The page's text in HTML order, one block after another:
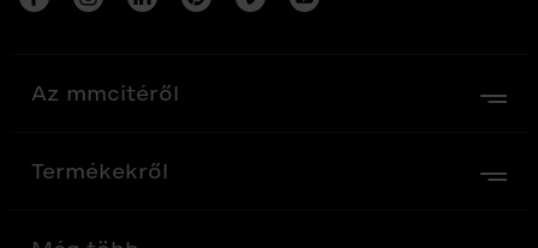
Az mmcitéről
Termékekről